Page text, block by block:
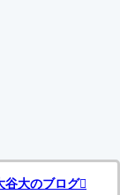
大のブログ